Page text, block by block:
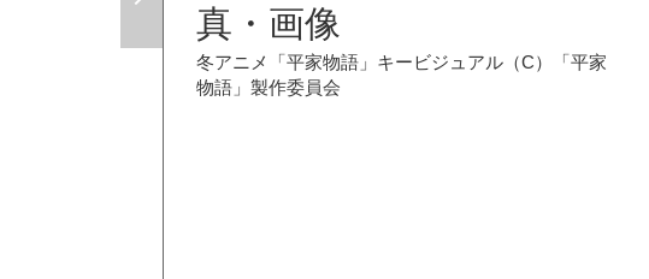
真・画像
冬アニメ「平家物語」キービジュアル（C）「平家
物語」製作委員会